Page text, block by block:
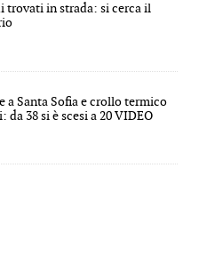
trovati in strada: si cerca il
a Santa Sofia e crollo termico
da 38 si è scesi a 20 VIDEO